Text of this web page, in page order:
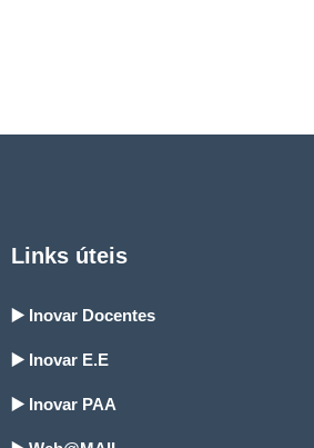
Links úteis
▶️ Inovar Docentes
▶️ Inovar E.E
▶️ Inovar PAA